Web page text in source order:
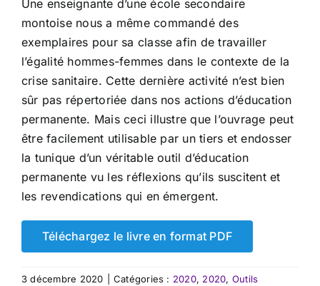
Une enseignante d’une école secondaire
montoise nous a même commandé des
exemplaires pour sa classe afin de travailler
l’égalité hommes-femmes dans le contexte de la
crise sanitaire. Cette dernière activité n’est bien
sûr pas répertoriée dans nos actions d’éducation
permanente. Mais ceci illustre que l’ouvrage peut
être facilement utilisable par un tiers et endosser
la tunique d’un véritable outil d’éducation
permanente vu les réflexions qu’ils suscitent et
les revendications qui en émergent.
Téléchargez le livre en format PDF
3 décembre 2020 Catégories : 2020, 2020, Outils